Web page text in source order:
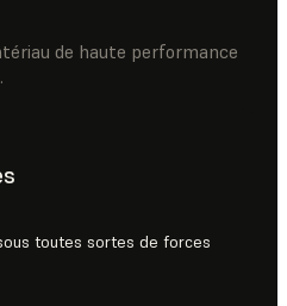
de haute performance
toutes sortes de forces